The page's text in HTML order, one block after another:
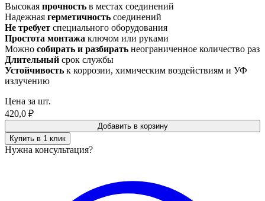
Высокая прочность в местах соединений
Надежная герметичность соединений
Не требует специального оборудования
Простота монтажа ключом или руками
Можно собирать и разбирать неограниченное количество раз
Длительный срок службы
Устойчивость к коррозии, химическим воздействиям и УФ
излучению
Цена за шт.
420,0 ₽
Добавить в корзину
Купить в 1 клик
Нужна консультация?